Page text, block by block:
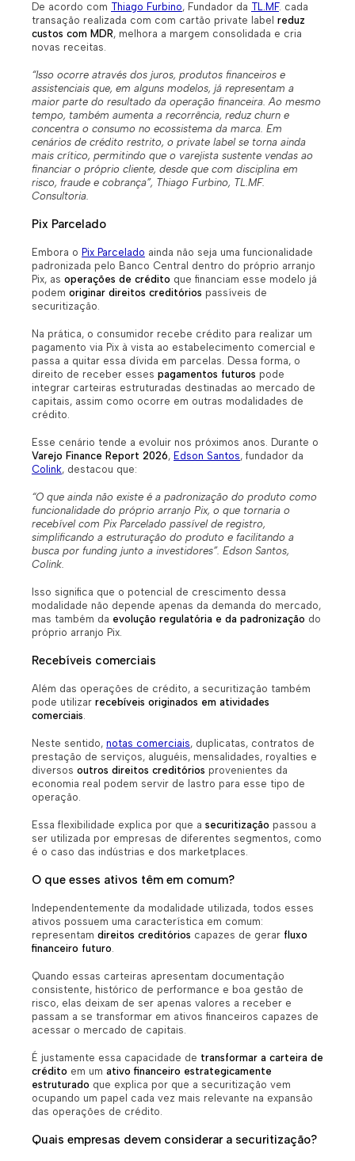
De acordo com Thiago Furbino, Fundador da TL.MF. cada
transação realizada com com cartão private label reduz
custos com MDR, melhora a margem consolidada e cria
novas receitas.
“Isso ocorre através dos juros, produtos financeiros e
assistenciais que, em alguns modelos, já representam a
maior parte do resultado da operação financeira. Ao mesmo
tempo, também aumenta a recorrência, reduz churn e
concentra o consumo no ecossistema da marca. Em
cenários de crédito restrito, o private label se torna ainda
mais crítico, permitindo que o varejista sustente vendas ao
financiar o próprio cliente, desde que com disciplina em
risco, fraude e cobrança”, Thiago Furbino, TL.MF.
Consultoria.
Pix Parcelado
Embora o Pix Parcelado ainda não seja uma funcionalidade
padronizada pelo Banco Central dentro do próprio arranjo
Pix, as operações de crédito que financiam esse modelo já
podem originar direitos creditórios passíveis de
securitização.
Na prática, o consumidor recebe crédito para realizar um
pagamento via Pix à vista ao estabelecimento comercial e
passa a quitar essa dívida em parcelas. Dessa forma, o
direito de receber esses pagamentos futuros pode
integrar carteiras estruturadas destinadas ao mercado de
capitais, assim como ocorre em outras modalidades de
crédito.
Esse cenário tende a evoluir nos próximos anos. Durante o
Varejo Finance Report 2026, Edson Santos, fundador da
Colink, destacou que:
“O que ainda não existe é a padronização do produto como
funcionalidade do próprio arranjo Pix, o que tornaria o
recebível com Pix Parcelado passível de registro,
simplificando a estruturação do produto e facilitando a
busca por funding junto a investidores”. Edson Santos,
Colink.
Isso significa que o potencial de crescimento dessa
modalidade não depende apenas da demanda do mercado,
mas também da evolução regulatória e da padronização do
próprio arranjo Pix.
Recebíveis comerciais
Além das operações de crédito, a securitização também
pode utilizar recebíveis originados em atividades
comerciais.
Neste sentido, notas comerciais, duplicatas, contratos de
prestação de serviços, aluguéis, mensalidades, royalties e
diversos outros direitos creditórios provenientes da
economia real podem servir de lastro para esse tipo de
operação.
Essa flexibilidade explica por que a securitização passou a
ser utilizada por empresas de diferentes segmentos, como
é o caso das indústrias e dos marketplaces.
O que esses ativos têm em comum?
Independentemente da modalidade utilizada, todos esses
ativos possuem uma característica em comum:
representam direitos creditórios capazes de gerar fluxo
financeiro futuro.
Quando essas carteiras apresentam documentação
consistente, histórico de performance e boa gestão de
risco, elas deixam de ser apenas valores a receber e
passam a se transformar em ativos financeiros capazes de
acessar o mercado de capitais.
É justamente essa capacidade de transformar a carteira de
crédito em um ativo financeiro estrategicamente
estruturado que explica por que a securitização vem
ocupando um papel cada vez mais relevante na expansão
das operações de crédito.
Quais empresas devem considerar a securitização?